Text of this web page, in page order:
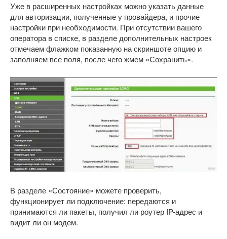
Уже в расширенных настройках можно указать данные
для авторизации, полученные у провайдера, и прочие
настройки при необходимости. При отсутствии вашего
оператора в списке, в разделе дополнительных настроек
отмечаем флажком показанную на скриншоте опцию и
заполняем все поля, после чего жмем «Сохранить».
В разделе «Состояние» можете проверить,
функционирует ли подключение: передаются и
принимаются ли пакеты, получил ли роутер IP-адрес и
видит ли он модем.